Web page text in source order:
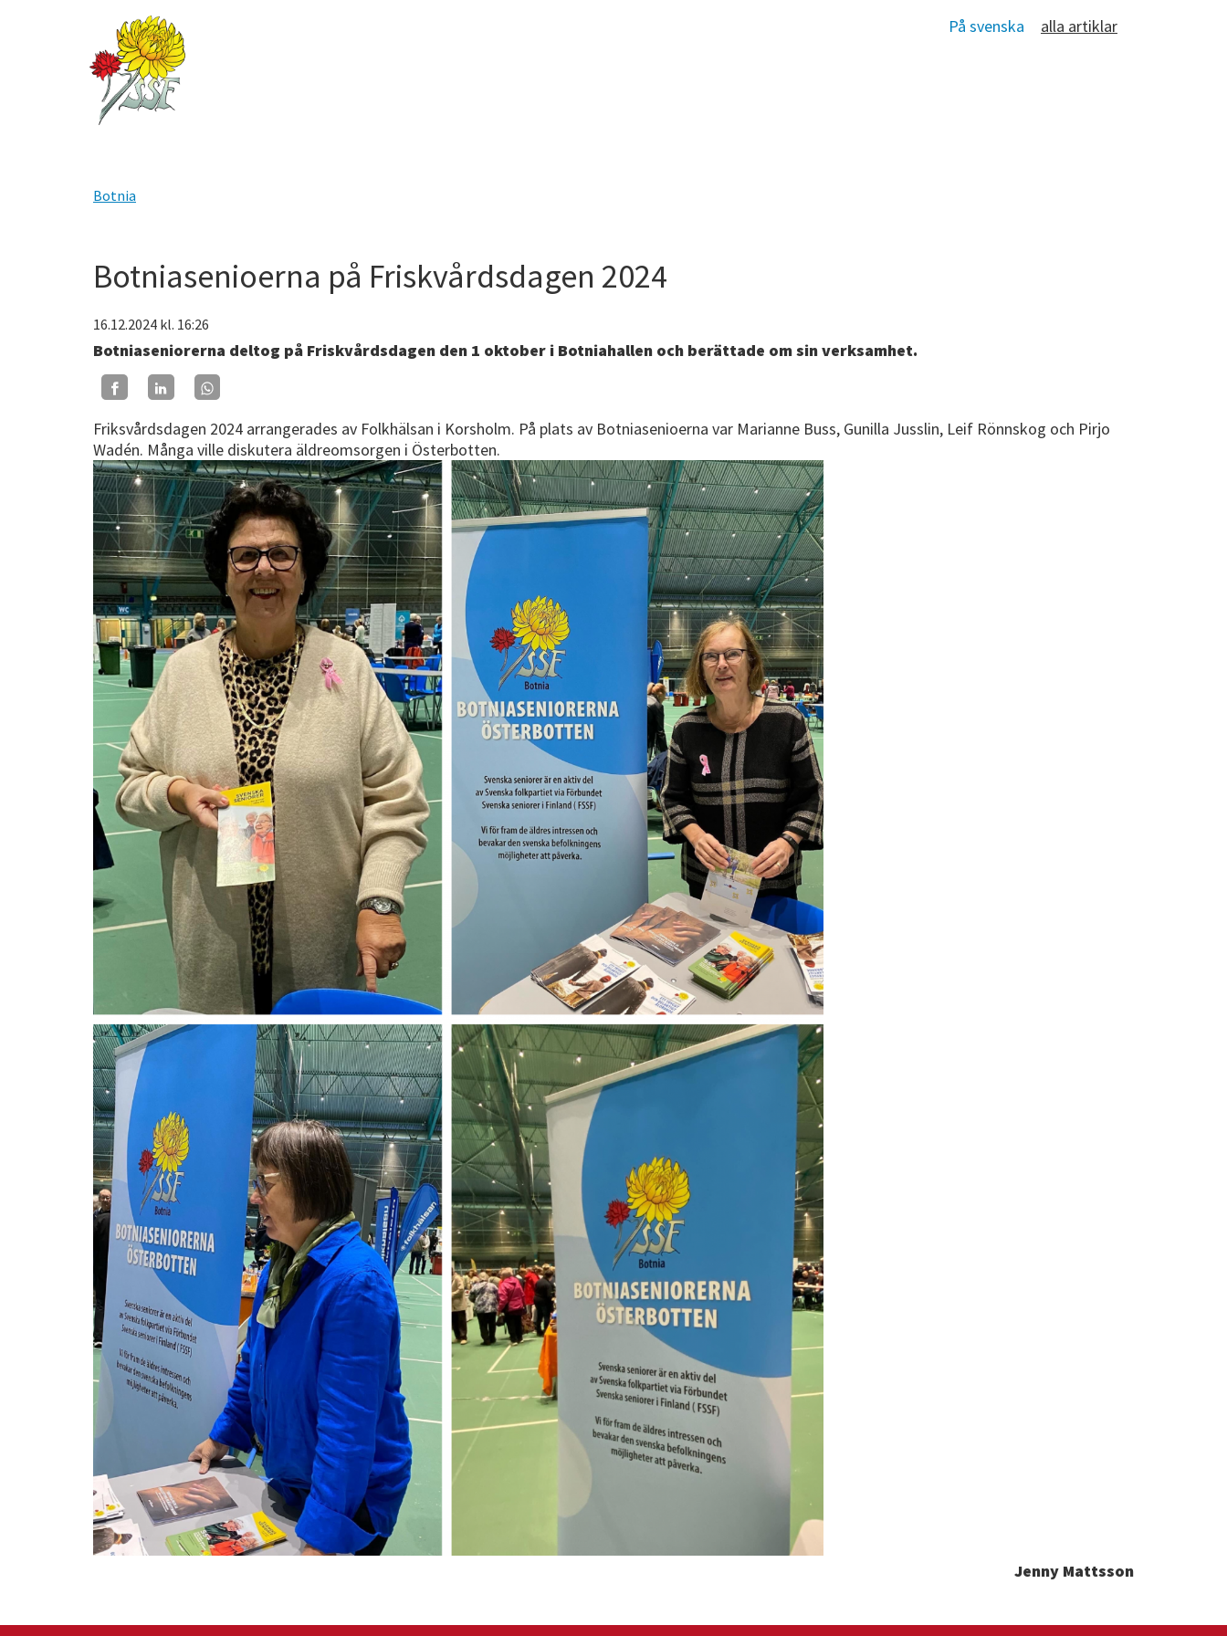
På svenska alla artiklar
Botnia
Botniasenioerna på Friskvårdsdagen 2024
16.12.2024 kl. 16:26
Botniaseniorerna deltog på Friskvårdsdagen den 1 oktober i Botniahallen och berättade om sin verksamhet.
Friksvårdsdagen 2024 arrangerades av Folkhälsan i Korsholm. På plats av Botniasenioerna var Marianne Buss, Gunilla Jusslin, Leif Rönnskog och Pirjo
Wadén. Många ville diskutera äldreomsorgen i Österbotten.
Jenny Mattsson